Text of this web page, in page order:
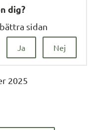
dig?
Nej
Ja
sidan
2025